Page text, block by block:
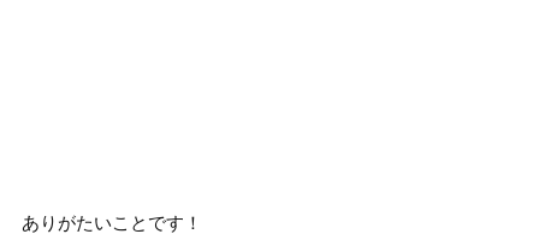
ありがたいことです！